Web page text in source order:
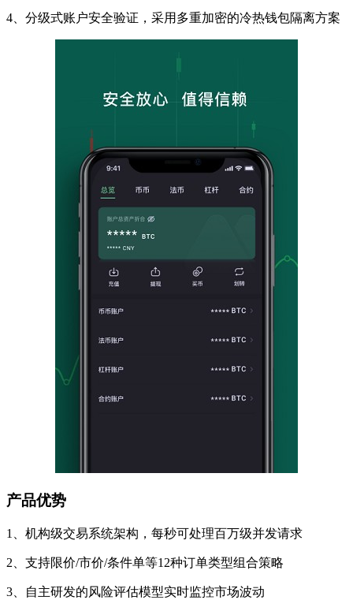
4、分级式账户安全验证，采用多重加密的冷热钱包隔离方案
产品优势
1、机构级交易系统架构，每秒可处理百万级并发请求
2、支持限价/市价/条件单等12种订单类型组合策略
3、自主研发的风险评估模型实时监控市场波动